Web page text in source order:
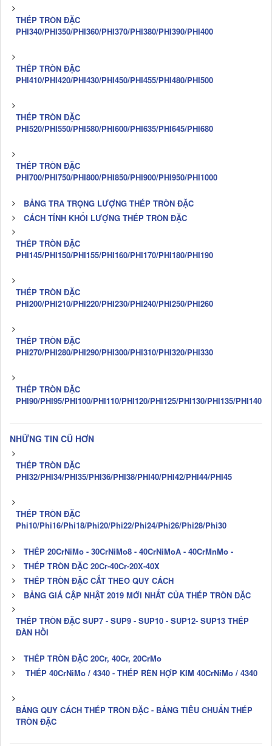
THÉP TRÒN ĐẶC
PHI340/PHI350/PHI360/PHI370/PHI380/PHI390/PHI400
THÉP TRÒN ĐẶC
PHI410/PHI420/PHI430/PHI450/PHI455/PHI480/PHI500
THÉP TRÒN ĐẶC
PHI520/PHI550/PHI580/PHI600/PHI635/PHI645/PHI680
THÉP TRÒN ĐẶC
PHI700/PHI750/PHI800/PHI850/PHI900/PHI950/PHI1000
BẢNG TRA TRỌNG LƯỢNG THÉP TRÒN ĐẶC
CÁCH TÍNH KHỐI LƯỢNG THÉP TRÒN ĐẶC
THÉP TRÒN ĐẶC
PHI145/PHI150/PHI155/PHI160/PHI170/PHI180/PHI190
THÉP TRÒN ĐẶC
PHI200/PHI210/PHI220/PHI230/PHI240/PHI250/PHI260
THÉP TRÒN ĐẶC
PHI270/PHI280/PHI290/PHI300/PHI310/PHI320/PHI330
THÉP TRÒN ĐẶC
PHI90/PHI95/PHI100/PHI110/PHI120/PHI125/PHI130/PHI135/PHI140
NHỮNG TIN CŨ HƠN
THÉP TRÒN ĐẶC
PHI32/PHI34/PHI35/PHI36/PHI38/PHI40/PHI42/PHI44/PHI45
THÉP TRÒN ĐẶC
Phi10/Phi16/Phi18/Phi20/Phi22/Phi24/Phi26/Phi28/Phi30
THÉP 20CrNiMo - 30CrNiMo8 - 40CrNiMoA - 40CrMnMo -
THÉP TRÒN ĐẶC 20Cr-40Cr-20X-40X
THÉP TRÒN ĐẶC CẮT THEO QUY CÁCH
BẢNG GIÁ CẬP NHẬT 2019 MỚI NHẤT CỦA THÉP TRÒN ĐẶC
THÉP TRÒN ĐẶC SUP7 - SUP9 - SUP10 - SUP12- SUP13 THÉP
ĐÀN HỒI
THÉP TRÒN ĐẶC 20Cr, 40Cr, 20CrMo
THÉP 40CrNiMo / 4340 - THÉP RÈN HỢP KIM 40CrNiMo / 4340
BẢNG QUY CÁCH THÉP TRÒN ĐẶC - BẢNG TIÊU CHUẨN THÉP
TRÒN ĐẶC